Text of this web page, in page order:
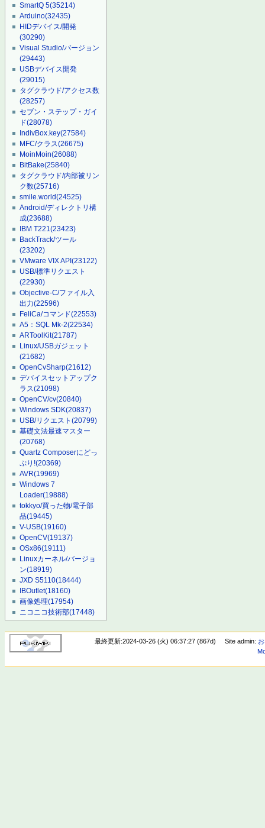
SmartQ 5(35214)
Arduino(32435)
HIDデバイス/開発
(30290)
Visual Studio/バージョン
(29443)
USBデバイス開発
(29015)
タグクラウド/アクセス数
(28257)
セブン・ステップ・ガイ
ド(28078)
IndivBox.key(27584)
MFC/クラス(26675)
MoinMoin(26088)
BitBake(25840)
タグクラウド/内部被リン
ク数(25716)
smile.world(24525)
Android/ディレクトリ構
成(23688)
IBM T221(23423)
BackTrack/ツール
(23202)
VMware VIX API(23122)
USB/標準リクエスト
(22930)
Objective-C/ファイル入
出力(22596)
FeliCa/コマンド(22553)
A5：SQL Mk-2(22534)
ARToolKit(21787)
Linux/USBガジェット
(21682)
OpenCvSharp(21612)
デバイスセットアップク
ラス(21098)
OpenCV/cv(20840)
Windows SDK(20837)
USB/リクエスト(20799)
基礎文法最速マスター
(20768)
Quartz Composerにどっ
ぷり!(20369)
AVR(19969)
Windows 7
Loader(19888)
tokkyo/買った物/電子部
品(19445)
V-USB(19160)
OpenCV(19137)
OSx86(19111)
Linuxカーネル/バージョ
ン(18919)
JXD S5110(18444)
IBOutlet(18160)
画像処理(17954)
ニコニコ技術部(17448)
最終更新:2024-03-26 (火) 06:37:27 (867d) Site admin: